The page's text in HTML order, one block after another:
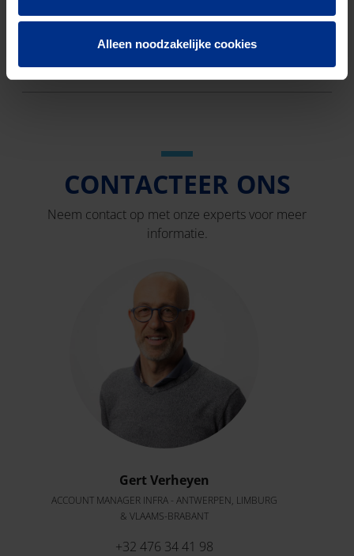
Alleen noodzakelijke cookies
DOWNLOADS
CONTACTEER ONS
Neem contact op met onze experts voor meer
informatie.
Gert Verheyen
ACCOUNT MANAGER INFRA - ANTWERPEN, LIMBURG
& VLAAMS-BRABANT
+32 476 34 41 98